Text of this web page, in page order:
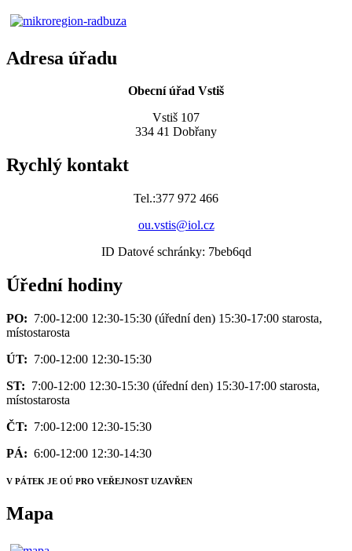
Adresa úřadu
Obecní úřad Vstiš
Vstiš 107
334 41 Dobřany
Rychlý kontakt
Tel.:377 972 466
ou.vstis@iol.cz
ID Datové schránky: 7beb6qd
Úřední hodiny
PO: 7:00-12:00 12:30-15:30 (úřední den) 15:30-17:00 starosta,
místostarosta
ÚT: 7:00-12:00 12:30-15:30
ST: 7:00-12:00 12:30-15:30 (úřední den) 15:30-17:00 starosta,
místostarosta
ČT: 7:00-12:00 12:30-15:30
PÁ: 6:00-12:00 12:30-14:30
V PÁTEK JE OÚ PRO VEŘEJNOST UZAVŘEN
Mapa